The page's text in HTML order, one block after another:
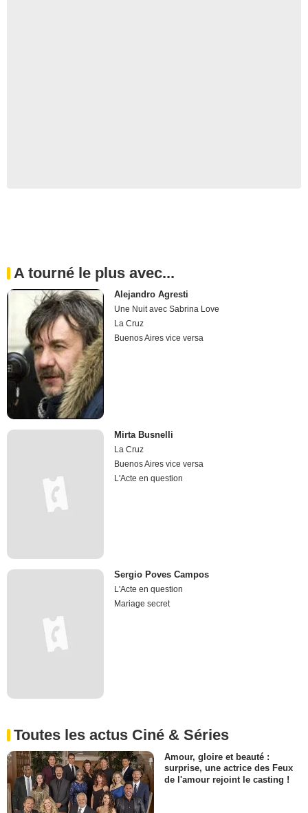
A tourné le plus avec...
Alejandro Agresti
Une Nuit avec Sabrina Love
La Cruz
Buenos Aires vice versa
Mirta Busnelli
La Cruz
Buenos Aires vice versa
L'Acte en question
Sergio Poves Campos
L'Acte en question
Mariage secret
Toutes les actus Ciné & Séries
Amour, gloire et beauté :
surprise, une actrice des Feux
de l'amour rejoint le casting !